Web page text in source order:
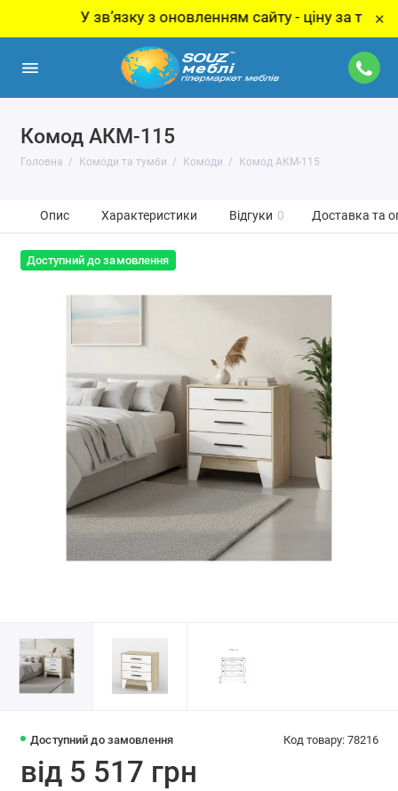
У звʼязку з оновленням сайту - ціну за товар ×
Комод АКМ-115
Головна Комоди та тумби Комоди Комод АКМ-115
Опис Характеристики Відгуки 0 Доставка та
Доступний до замовлення
Доступний до замовлення Код товару: 78216
від 5 517 грн